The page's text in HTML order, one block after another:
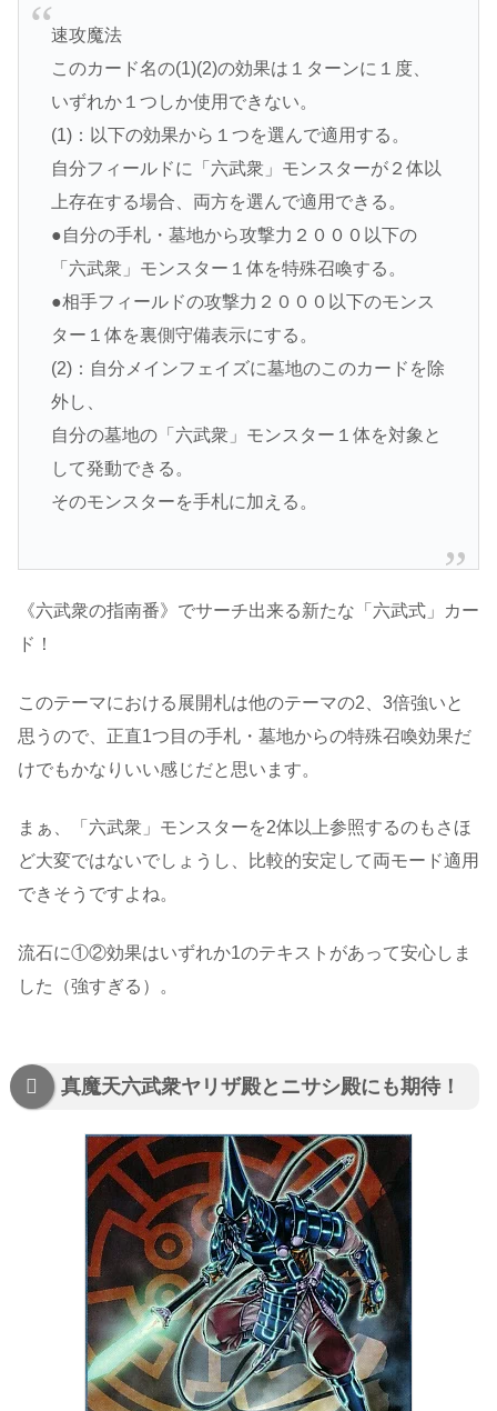
速攻魔法
このカード名の(1)(2)の効果は１ターンに１度、
いずれか１つしか使用できない。
(1)：以下の効果から１つを選んで適用する。
自分フィールドに「六武衆」モンスターが２体以
上存在する場合、両方を選んで適用できる。
●自分の手札・墓地から攻撃力２０００以下の
「六武衆」モンスター１体を特殊召喚する。
●相手フィールドの攻撃力２０００以下のモンス
ター１体を裏側守備表示にする。
(2)：自分メインフェイズに墓地のこのカードを除
外し、
自分の墓地の「六武衆」モンスター１体を対象と
して発動できる。
そのモンスターを手札に加える。
《六武衆の指南番》でサーチ出来る新たな「六武式」カー
ド！
このテーマにおける展開札は他のテーマの2、3倍強いと
思うので、正直1つ目の手札・墓地からの特殊召喚効果だ
けでもかなりいい感じだと思います。
まぁ、「六武衆」モンスターを2体以上参照するのもさほ
ど大変ではないでしょうし、比較的安定して両モード適用
できそうですよね。
流石に①②効果はいずれか1のテキストがあって安心しま
した（強すぎる）。
真魔天六武衆ヤリザ殿とニサシ殿にも期待！